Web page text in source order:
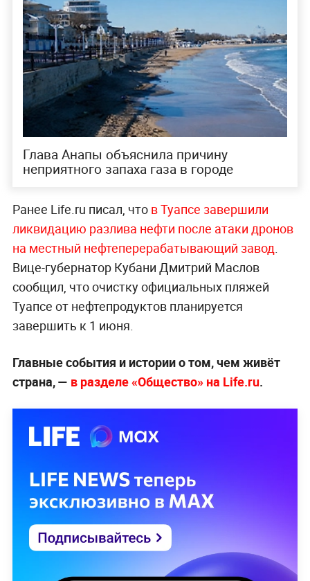
Глава Анапы объяснила причину
неприятного запаха газа в городе
Ранее Life.ru писал, что в Туапсе завершили
ликвидацию разлива нефти после атаки дронов
на местный нефтеперерабатывающий завод.
Вице-губернатор Кубани Дмитрий Маслов
сообщил, что очистку официальных пляжей
Туапсе от нефтепродуктов планируется
завершить к 1 июня.
Главные события и истории о том, чем живёт
страна, — в разделе «Общество» на Life.ru.